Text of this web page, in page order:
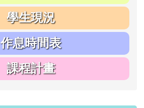
學生現況
作息時間表
課程計畫